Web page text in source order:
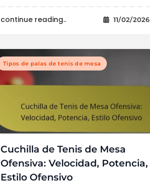
continue reading.. 11/02/2026
Tipos de palas de tenis de mesa
Cuchilla de Tenis de Mesa
Ofensiva: Velocidad, Potencia,
Estilo Ofensivo